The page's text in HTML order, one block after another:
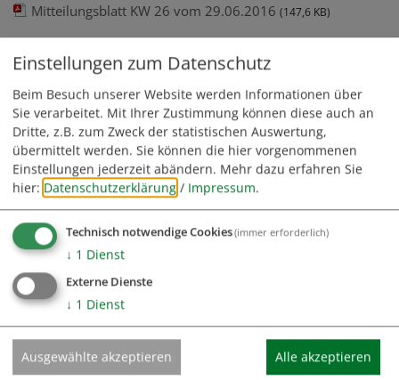
Mitteilungsblatt KW 26 vom 29.06.2016 (147,6 KB)
Mitteilungsblatt KW 25 vom 22.06.2016
Mitteilungsblatt KW 25 vom 22.06.2016(119,7 KB)
Mitteilungsblatt KW 24 vom 15.06.2016
Mitteilungsblatt KW 24 vom 15.06.2016
Mitteilungsblatt KW 23 vom 08.06.2016
Mitteilungsblatt KW 23 vom 08.06.2016
Mitteilungsblatt KW 22 vom 01.06.2016
Mitteilungsblatt KW 22 vom 01.06.2016(133,1 KB)
Einstellungen zum Datenschutz
Beim Besuch unserer Website werden Informationen über
Sie verarbeitet. Mit Ihrer Zustimmung können diese auch an
Dritte, z.B. zum Zweck der statistischen Auswertung,
übermittelt werden. Sie können die hier vorgenommenen
Einstellungen jederzeit abändern. Mehr dazu erfahren Sie
hier: Datenschutzerklärung / Impressum.
Technisch notwendige Cookies(immer erforderlich)
↓ 1 Dienst
Externe Dienste
↓ 1 Dienst
Ausgewählte akzeptieren Alle akzeptieren